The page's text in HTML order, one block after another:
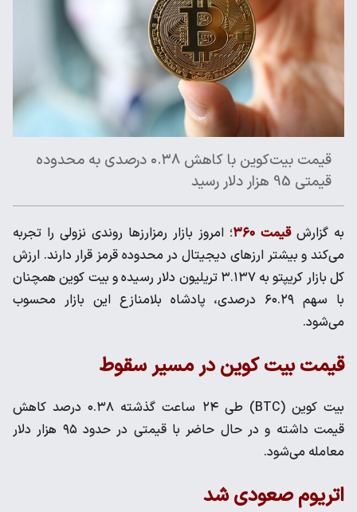
قیمت بیت‌کوین با کاهش ۰.۳۸ درصدی به محدوده
قیمتی 95 هزار دلار رسید
به گزارشقیمت ۳۶۰
؛ امروز بازار رمزارزها روندی نزولی را تجربه
می‌کند و بیشتر ارزهای دیجیتال در محدوده قرمز قرار دارند. ارزش
کل بازار کریپتو به ۳.۱۳۷ تریلیون دلار رسیده و بیت کوین همچنان
با سهم ۶۰.۲۹ درصدی، پادشاه بلامنازع این بازار محسوب
می‌شود.
قیمت بیت کوین در مسیر سقوط
بیت کوین (BTC) طی ۲۴ ساعت گذشته ۰.۳۸ درصد کاهش
قیمت داشته و در حال حاضر با قیمتی در حدود ۹۵ هزار دلار
معامله می‌شود.
اتریوم صعودی شد